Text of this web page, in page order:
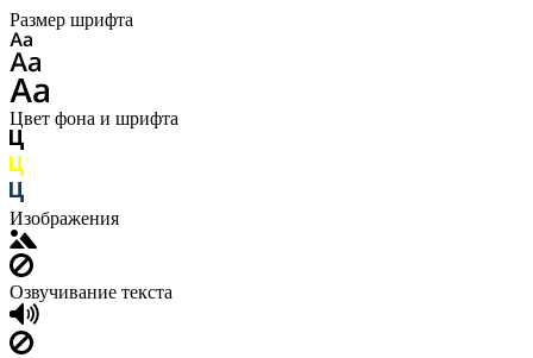
Размер шрифта
Цвет фона и шрифта
Изображения
Озвучивание текста